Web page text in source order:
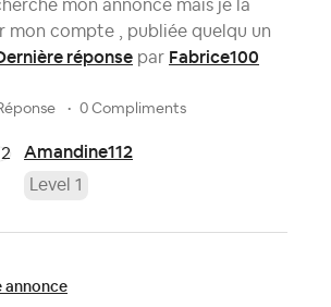
mon annonce mais je la
mon compte , publiée quelqu un
réponse par Fabrice100
0 Compliments
Amandine112
Level 1
annonce